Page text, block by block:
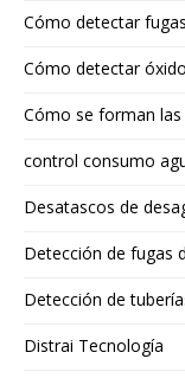
Cómo detectar
Cómo detectar
Cómo se forman las
control consumo
Desatascos de
Detección de fugas
Detección de
Distrai Tecnología